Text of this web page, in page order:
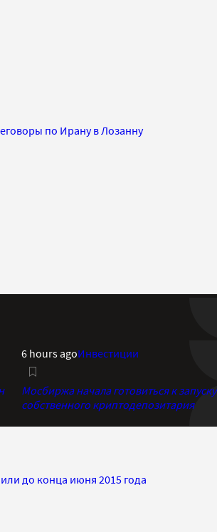
по Ирану в Лозанну
6 hours agoИнвестиции
Мосбиржа начала готовиться к запуску
собственного криптодепозитария
до конца июня 2015 года